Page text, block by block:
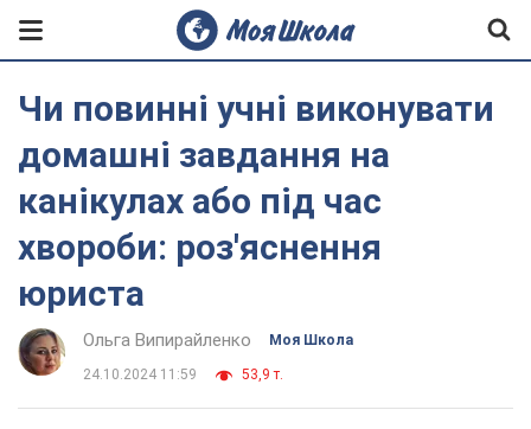
Чи повинні учні виконувати
домашні завдання на
канікулах або під час
хвороби: роз'яснення
юриста
Ольга Випирайленко Моя Школа
24.10.2024 11:59 53,9 т.